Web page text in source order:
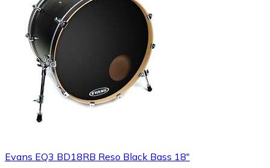
Evans EQ3 BD18RB Reso Black Bass 18"